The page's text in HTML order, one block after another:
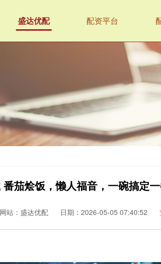
盛达优配 配资平台
茄烩饭，懒人福音，一碗搞定
网站：盛达优配 日期：2026-05-05 07:40:52